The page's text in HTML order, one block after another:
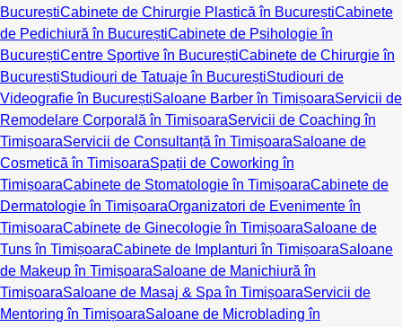
BucureștiCabinete de Chirurgie Plastică în BucureștiCabinete
de Pedichiură în BucureștiCabinete de Psihologie în
BucureștiCentre Sportive în BucureștiCabinete de Chirurgie în
BucureștiStudiouri de Tatuaje în BucureștiStudiouri de
Videografie în BucureștiSaloane Barber în TimișoaraServicii de
Remodelare Corporală în TimișoaraServicii de Coaching în
TimișoaraServicii de Consultanță în TimișoaraSaloane de
Cosmetică în TimișoaraSpații de Coworking în
TimișoaraCabinete de Stomatologie în TimișoaraCabinete de
Dermatologie în TimișoaraOrganizatori de Evenimente în
TimișoaraCabinete de Ginecologie în TimișoaraSaloane de
Tuns în TimișoaraCabinete de Implanturi în TimișoaraSaloane
de Makeup în TimișoaraSaloane de Manichiură în
TimișoaraSaloane de Masaj & Spa în TimișoaraServicii de
Mentoring în TimișoaraSaloane de Microblading în